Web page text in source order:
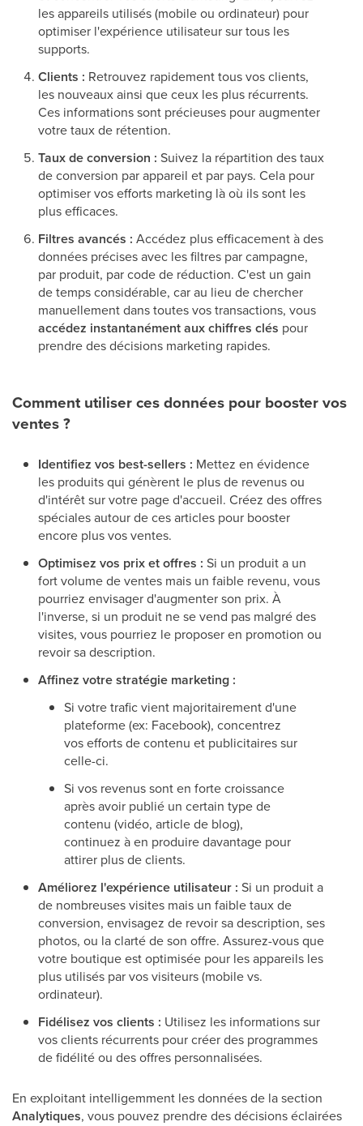
les appareils utilisés (mobile ou ordinateur) pour
optimiser l'expérience utilisateur sur tous les
supports.
Clients : Retrouvez rapidement tous vos clients,
les nouveaux ainsi que ceux les plus récurrents.
Ces informations sont précieuses pour augmenter
votre taux de rétention.
Taux de conversion : Suivez la répartition des taux
de conversion par appareil et par pays. Cela pour
optimiser vos efforts marketing là où ils sont les
plus efficaces.
Filtres avancés : Accédez plus efficacement à des
données précises avec les filtres par campagne,
par produit, par code de réduction. C'est un gain
de temps considérable, car au lieu de chercher
manuellement dans toutes vos transactions, vous
accédez instantanément aux chiffres clés pour
prendre des décisions marketing rapides.
Comment utiliser ces données pour booster vos
ventes ?
Identifiez vos best-sellers : Mettez en évidence
les produits qui génèrent le plus de revenus ou
d'intérêt sur votre page d'accueil. Créez des offres
spéciales autour de ces articles pour booster
encore plus vos ventes.
Optimisez vos prix et offres : Si un produit a un
fort volume de ventes mais un faible revenu, vous
pourriez envisager d'augmenter son prix. À
l'inverse, si un produit ne se vend pas malgré des
visites, vous pourriez le proposer en promotion ou
revoir sa description.
Affinez votre stratégie marketing :
Si votre trafic vient majoritairement d'une
plateforme (ex: Facebook), concentrez
vos efforts de contenu et publicitaires sur
celle-ci.
Si vos revenus sont en forte croissance
après avoir publié un certain type de
contenu (vidéo, article de blog),
continuez à en produire davantage pour
attirer plus de clients.
Améliorez l'expérience utilisateur : Si un produit a
de nombreuses visites mais un faible taux de
conversion, envisagez de revoir sa description, ses
photos, ou la clarté de son offre. Assurez-vous que
votre boutique est optimisée pour les appareils les
plus utilisés par vos visiteurs (mobile vs.
ordinateur).
Fidélisez vos clients : Utilisez les informations sur
vos clients récurrents pour créer des programmes
de fidélité ou des offres personnalisées.
En exploitant intelligemment les données de la section
Analytiques, vous pouvez prendre des décisions éclairées